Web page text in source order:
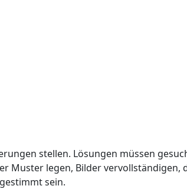
stellen. Lösungen müssen
Muster legen, Bilder
sein.